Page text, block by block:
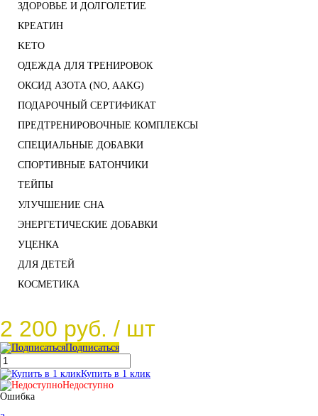
ЗДОРОВЬЕ И ДОЛГОЛЕТИЕ
КРЕАТИН
KETO
ОДЕЖДА ДЛЯ ТРЕНИРОВОК
ОКСИД АЗОТА (NO, AAKG)
ПОДАРОЧНЫЙ СЕРТИФИКАТ
ПРЕДТРЕНИРОВОЧНЫЕ КОМПЛЕКСЫ
СПЕЦИАЛЬНЫЕ ДОБАВКИ
СПОРТИВНЫЕ БАТОНЧИКИ
ТЕЙПЫ
УЛУЧШЕНИЕ СНА
ЭНЕРГЕТИЧЕСКИЕ ДОБАВКИ
УЦЕНКА
ДЛЯ ДЕТЕЙ
КОСМЕТИКА
2 200 руб. / шт
Подписаться
Купить в 1 клик
Недоступно
Ошибка